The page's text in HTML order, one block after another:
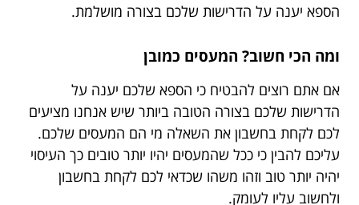
הספא יענה על הדרישות שלכם בצורה מושלמת.
ומה הכי חשוב? המעסים כמובן
אם אתם רוצים להבטיח כי הספא שלכם יענה על
הדרישות שלכם בצורה הטובה ביותר שיש אנחנו מציעים
לכם לקחת בחשבון את השאלה מי הם המעסים שלכם.
עליכם להבין כי ככל שהמעסים יהיו יותר טובים כך העיסוי
יהיה יותר טוב וזהו משהו שכדאי לכם לקחת בחשבון
ולחשוב עליו לעומק.